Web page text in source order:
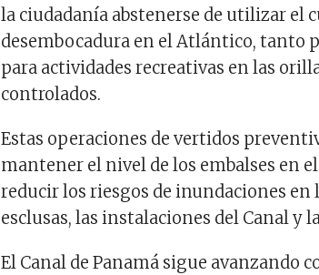
la ciudadanía abstenerse de utilizar el
desembocadura en el Atlántico, tanto
para actividades recreativas en las
controlados.
Estas operaciones de vertidos
mantener el nivel de los embalses en
reducir los riesgos de inundaciones en
esclusas, las instalaciones del Canal y
El Canal de Panamá sigue avanzando